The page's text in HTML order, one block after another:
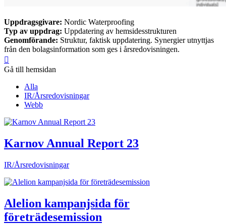
Uppdragsgivare: Nordic Waterproofing
Typ av uppdrag: Uppdatering av hemsidesstrukturen
Genomförande: Struktur, faktisk uppdatering. Synergier utnyttjas
från den bolagsinformation som ges i årsredovisningen.

Gå till hemsidan
Alla
IR/Årsredovisningar
Webb
Karnov Annual Report 23
IR/Årsredovisningar
Alelion kampanjsida för
företrädesemission